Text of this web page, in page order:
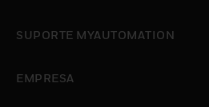
SUPORTE MYAUTOMATION
EMPRESA